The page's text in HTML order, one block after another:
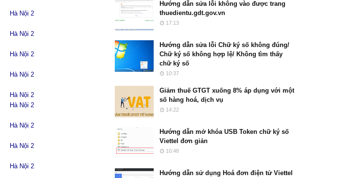
Hà Nội 2
Hà Nội 2
Hà Nội 2
Hà Nội 2
Hà Nội 2
Hà Nội 2
Hà Nội 2
Hà Nội 2
Hà Nội 2
Hướng dẫn sửa lỗi không vào được trang
thuedientu.gdt.gov.vn
17:13
Hướng dẫn sửa lỗi Chữ ký số không đúng/
Chữ ký số không hợp lệ/ Không tìm thấy
chữ ký số
10:37
Giảm thuế GTGT xuống 8% áp dụng với một
số hàng hoá, dịch vụ
14:22
Hướng dẫn mở khóa USB Token chữ ký số
Viettel đơn giản
10:48
Hướng dẫn sử dụng Hoá đơn điện tử Viettel